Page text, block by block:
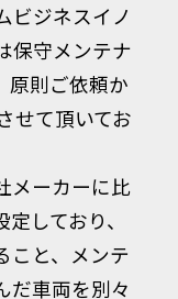
ビジネスイノ
保守メンテナ
原則ご依頼か
せて頂いてお
メーカーに比
しており、
こと、メンテ
だ車両を別々